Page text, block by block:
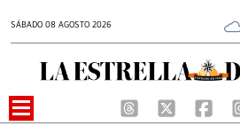
SÁBADO 08 AGOSTO 2026